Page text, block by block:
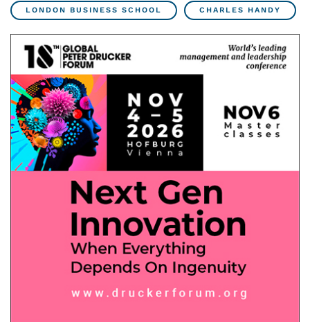
LONDON BUSINESS SCHOOL CHARLES HANDY